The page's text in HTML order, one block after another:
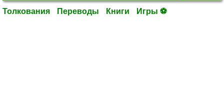
Толкования Переводы Книги Игры ⚽